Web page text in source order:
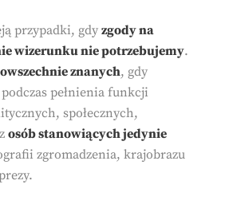
przypadki, gdy zgody na
wizerunku nie potrzebujemy.
znanych, gdy
pełnienia funkcji
społecznych,
osób stanowiących jedynie
zgromadzenia, krajobrazu